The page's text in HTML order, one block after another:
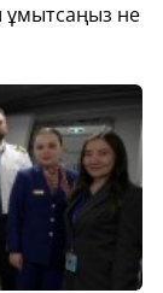
ұмытсаңыз не